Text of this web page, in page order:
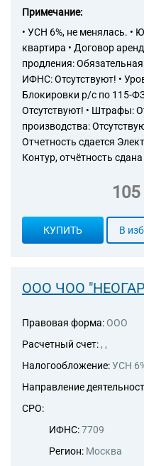
Примечание:
• УСН 6%, не менялась. •
квартира • Договор
продления:
ИФНС: Отсутствуют! •
Блокировки р/с по 115-
Отсутствуют! • Штрафы:
производства:
Отчетность сдается
Контур, отчётность
105
КУПИТЬ В
ООО ЧОО
Правовая форма: ООО
Расчетный счет: , ,
Налогообложение:УСН
Направление
СРО:
ИФНС:7709
Регион: Москва